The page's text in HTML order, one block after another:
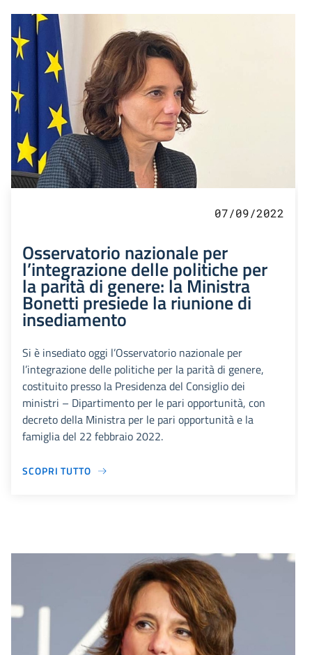
07/09/2022
Osservatorio nazionale per
l’integrazione delle politiche per
la parità di genere: la Ministra
Bonetti presiede la riunione di
insediamento
Si è insediato oggi l’Osservatorio nazionale per
l’integrazione delle politiche per la parità di genere,
costituito presso la Presidenza del Consiglio dei
ministri – Dipartimento per le pari opportunità, con
decreto della Ministra per le pari opportunità e la
famiglia del 22 febbraio 2022.
SCOPRI TUTTO